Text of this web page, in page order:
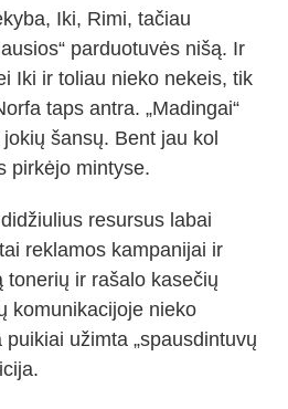
Iki, Rimi, tačiau
parduotuvės nišą. Ir
Iki ir toliau nieko nekeis, tik
taps antra. „Madingai“
šansų. Bent jau kol
pirkėjo mintyse.
resursus labai
reklamos kampanijai ir
tonerių ir rašalo kasečių
komunikacijoje nieko
puikiai užimta „spausdintuvų